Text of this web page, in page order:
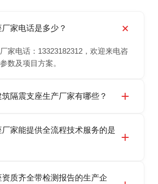
厂家电话是多少？
家电话：13323182312，欢迎来电咨
数及项目方案。
隔震支座生产厂家有哪些？
，专业生产 LRB 铅芯、LNR 天然、
尼、FPS 摩擦摆隔震支座，资质齐
。
厂家能提供全流程技术服务的是
提供支座选型、图纸深化设计、现货
资质齐全带检测报告的生产企